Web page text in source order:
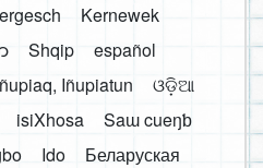
Kernewek
Shqip
español
Iñupiatun
ଓଡ଼ିଆ
isiXhosa
Saɯ cueŋƅ
Ido
Беларуская